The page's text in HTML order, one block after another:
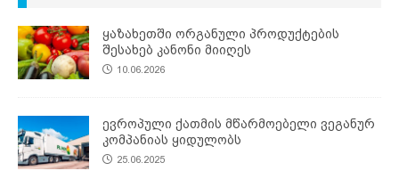
ყაზახეთში ორგანული პროდუქტების
შესახებ კანონი მიიღეს
10.06.2026
ევროპული ქათმის მწარმოებელი ვეგანურ
კომპანიას ყიდულობს
25.06.2025